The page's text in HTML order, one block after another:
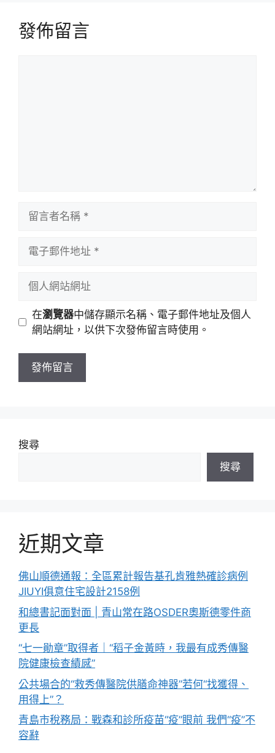
發佈留言
址
站
址
在瀏覽器中儲存顯示名稱、電子郵件地址及個人
網站網址，以供下次發佈留言時使用。
搜尋
搜尋
近期文章
佛山順德通報：全區累計報告基孔肯雅熱確診病例
JIUYI俱意住宅設計2158例
和總書記面對面 | 青山常在路OSDER奧斯德零件商
更長
“七一勛章”取得者｜“稻子金黃時，我最有成秀傳醫
院健康檢查績感”
公共場合的“救秀傳醫院供膳命神器”若何“找獲得、
用得上”？
青島市稅務局：戰森和診所疫苗“疫”眼前 我們“疫”不
容辭